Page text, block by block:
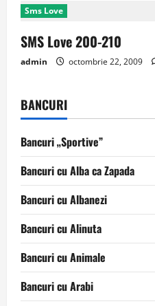
Sms Love
SMS Love 200-210
admin octombrie 22, 2009
BANCURI
Bancuri „Sportive”
Bancuri cu Alba ca Zapada
Bancuri cu Albanezi
Bancuri cu Alinuta
Bancuri cu Animale
Bancuri cu Arabi